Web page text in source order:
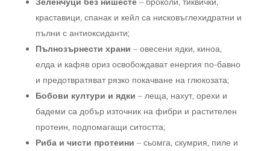
краставици, спанак и кейл са нисковъглехидратни и
пълни с антиоксиданти;
Пълнозърнести храни – овесени ядки, киноа,
елда и кафяв ориз освобождават енергия по-бавно
и предотвратяват рязко покачване на глюкозата;
Бобови култури и ядки – леща, нахут, орехи и
бадеми са добър източник на фибри и растителен
протеин, подпомагащи ситостта;
Риба и чисти протеини – сьомга, скумрия, пиле и